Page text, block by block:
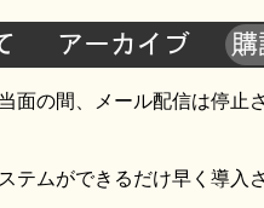
アーカイブ
面の間、メール配信は停
テムができるだけ早く導入